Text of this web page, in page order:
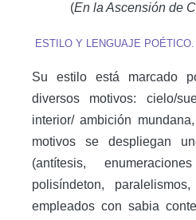
(En la Ascensión de
ESTILO Y LENGUAJE POÉTICO.
Su estilo está marcado
diversos motivos: cielo/
interior/ ambición
motivos se despliegan
(antítesis,
polisíndeton,
empleados con sabia